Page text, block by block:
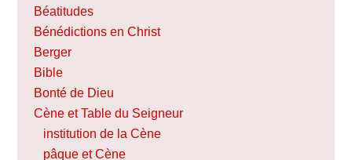
Béatitudes
Bénédictions en Christ
Berger
Bible
Bonté de Dieu
Cène et Table du Seigneur
institution de la Cène
pâque et Cène